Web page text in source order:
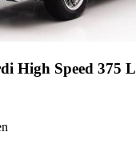
High Speed 375 L